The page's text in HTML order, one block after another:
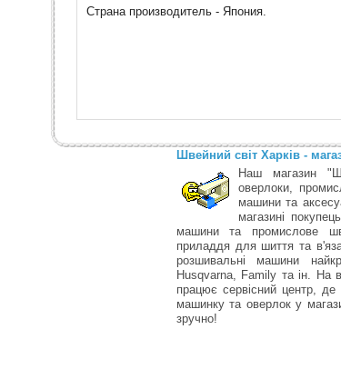
Страна производитель - Япония.
Швейний світ Харків -
Наш магазин
оверлоки,
машини та
магазині
машини та промислове
приладдя для шиття та
розшивальні машини
Husqvarna, Family та ін. На
працює сервісний центр,
машинку та оверлок у
зручно!